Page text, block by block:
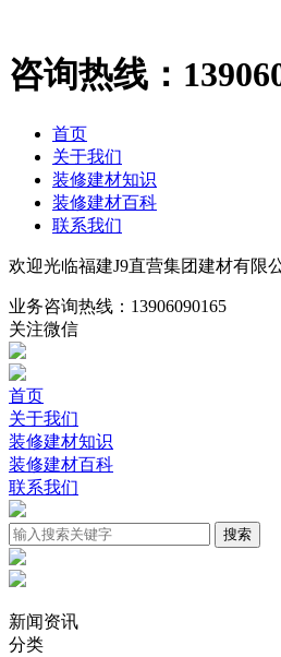
咨询热线：
首页
关于我们
装修建材知识
装修建材百科
联系我们
欢迎光临福建J9直营集团建材有限
业务咨询热线： 13906090165
关注微信
首页
关于我们
装修建材知识
装修建材百科
联系我们
新闻资讯
分类